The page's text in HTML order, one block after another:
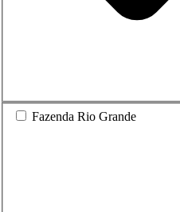
Fazenda Rio Grande